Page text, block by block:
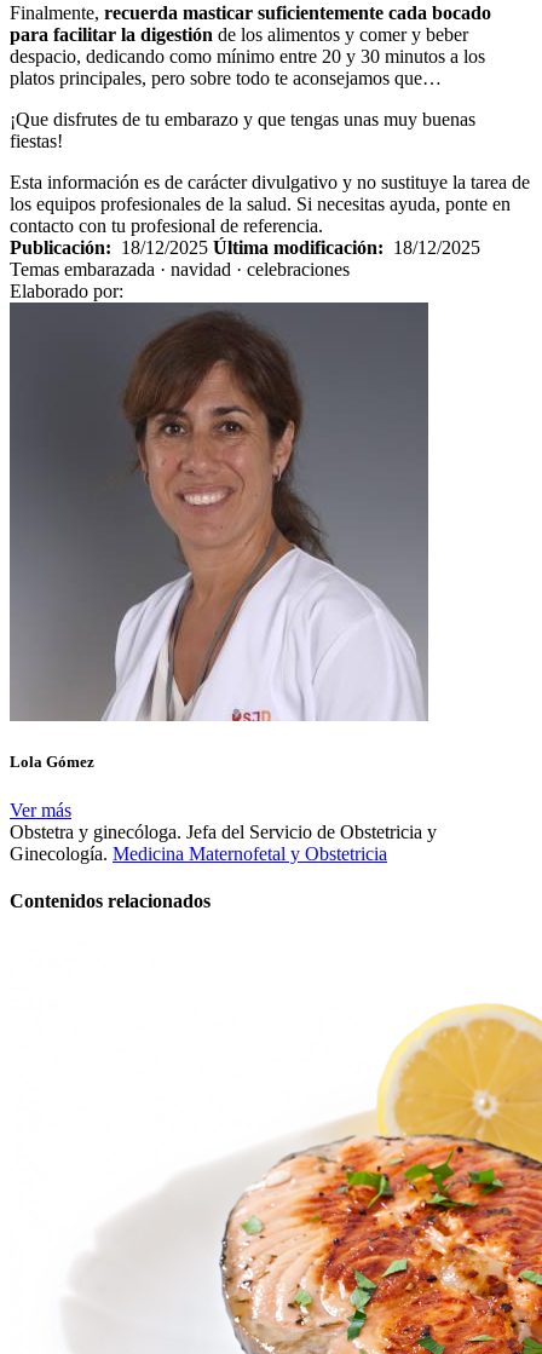
Finalmente, recuerda masticar suficientemente cada bocado
para facilitar la digestión de los alimentos y comer y beber
despacio, dedicando como mínimo entre 20 y 30 minutos a los
platos principales, pero sobre todo te aconsejamos que…
¡Que disfrutes de tu embarazo y que tengas unas muy buenas
fiestas!
Esta información es de carácter divulgativo y no sustituye la tarea de
los equipos profesionales de la salud. Si necesitas ayuda, ponte en
contacto con tu profesional de referencia.
Publicación: 18/12/2025 Última modificación: 18/12/2025
Temas embarazada · navidad · celebraciones
Elaborado por:
Lola Gómez
Ver más
Obstetra y ginecóloga. Jefa del Servicio de Obstetricia y
Ginecología. Medicina Maternofetal y Obstetricia
Contenidos relacionados